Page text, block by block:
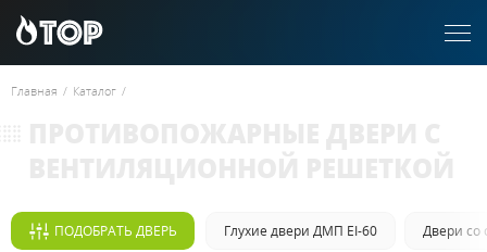
Главная / Каталог /
Глухие двери ДМП EI-60 Двери со
ПОДОБРАТЬ ДВЕРЬ